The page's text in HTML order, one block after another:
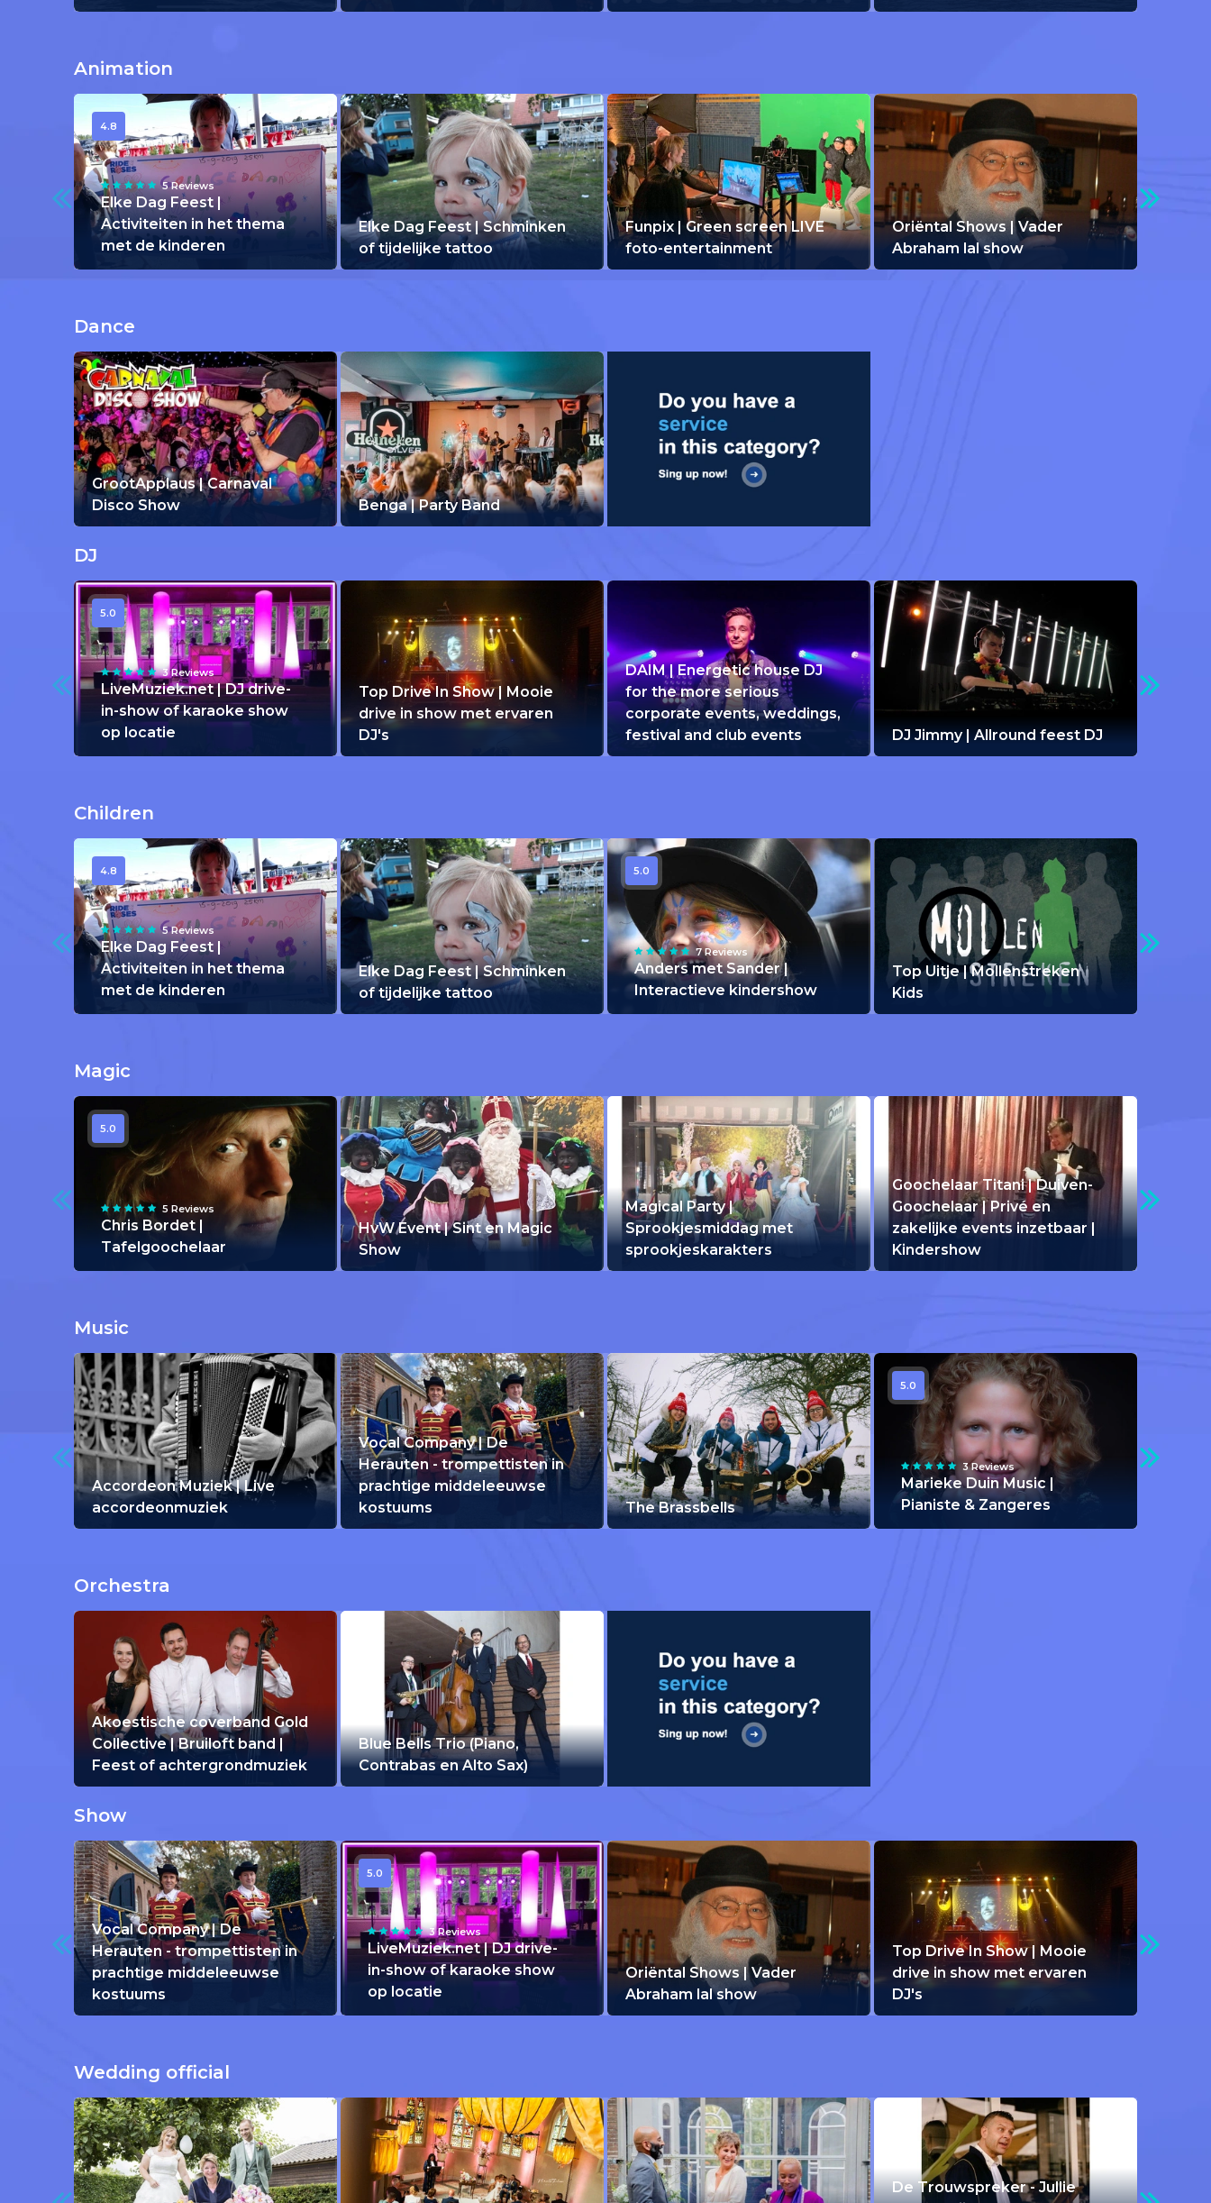
Animation
4.8
5 Reviews
Elke Dag Feest |
Activiteiten in het thema
met de kinderen
Elke Dag Feest | Schminken
of tijdelijke tattoo
Funpix | Green screen LIVE
foto-entertainment
Oriëntal Shows | Vader
Abraham lal show
Dance
GrootApplaus | Carnaval
Disco Show
Benga | Party Band
DJ
5.0
3 Reviews
LiveMuziek.net | DJ drive-
in-show of karaoke show
op locatie
Top Drive In Show | Mooie
drive in show met ervaren
DJ's
DAIM | Energetic house DJ
for the more serious
corporate events, weddings,
festival and club events
DJ Jimmy | Allround feest DJ
Children
4.8
5 Reviews
Elke Dag Feest |
Activiteiten in het thema
met de kinderen
Elke Dag Feest | Schminken
of tijdelijke tattoo
5.0
7 Reviews
Anders met Sander |
Interactieve kindershow
Top Uitje | Mollenstreken
Kids
Magic
5.0
5 Reviews
Chris Bordet |
Tafelgoochelaar
HvW Event | Sint en Magic
Show
Magical Party |
Sprookjesmiddag met
sprookjeskarakters
Goochelaar Titani | Duiven-
Goochelaar | Privé en
zakelijke events inzetbaar |
Kindershow
Music
Accordeon Muziek | Live
accordeonmuziek
Vocal Company | De
Herauten - trompettisten in
prachtige middeleeuwse
kostuums
The Brassbells
5.0
3 Reviews
Marieke Duin Music |
Pianiste & Zangeres
Orchestra
Akoestische coverband Gold
Collective | Bruiloft band |
Feest of achtergrondmuziek
Blue Bells Trio (Piano,
Contrabas en Alto Sax)
Show
Vocal Company | De
Herauten - trompettisten in
prachtige middeleeuwse
kostuums
5.0
3 Reviews
LiveMuziek.net | DJ drive-
in-show of karaoke show
op locatie
Oriëntal Shows | Vader
Abraham lal show
Top Drive In Show | Mooie
drive in show met ervaren
DJ's
Wedding official
De Trouwspreker - Jullie